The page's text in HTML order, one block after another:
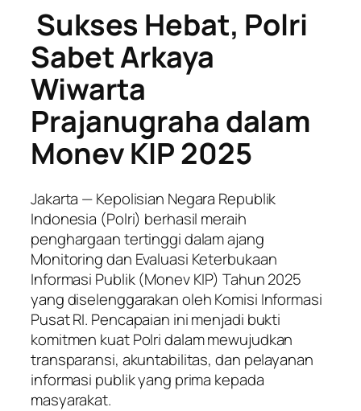
Sukses Hebat, Polri
Sabet Arkaya
Wiwarta
Prajanugraha dalam
Monev KIP 2025
Jakarta — Kepolisian Negara Republik
Indonesia (Polri) berhasil meraih
penghargaan tertinggi dalam ajang
Monitoring dan Evaluasi Keterbukaan
Informasi Publik (Monev KIP) Tahun 2025
yang diselenggarakan oleh Komisi Informasi
Pusat RI. Pencapaian ini menjadi bukti
komitmen kuat Polri dalam mewujudkan
transparansi, akuntabilitas, dan pelayanan
informasi publik yang prima kepada
masyarakat.